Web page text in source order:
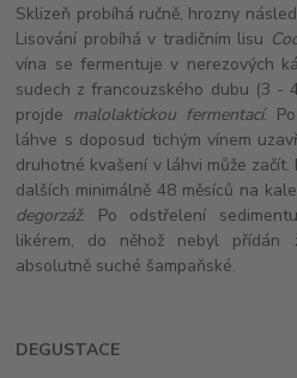
Sklizeň probíhá ručně, hrozny
Lisování probíhá v tradičním lisu
vína se fermentuje v nerezových
sudech z francouzského dubu (3 -
projde malolaktickou fermentací.
láhve s doposud tichým vínem
druhotné kvašení v láhvi může
dalších minimálně 48 měsíců na
degorzáž. Po odstřelení
likérem, do něhož nebyl přídán
absolutně suché šampaňské.
DEGUSTACE